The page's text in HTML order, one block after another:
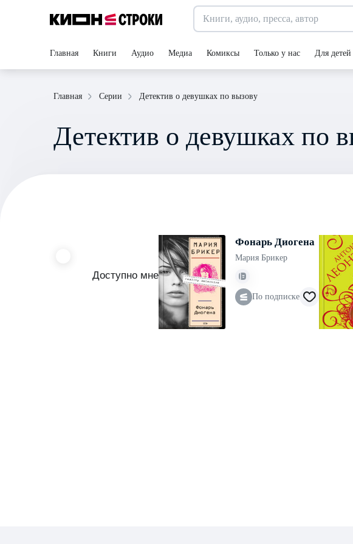
Главная Книги Аудио Медиа Комиксы Только у нас Для детей
Главная Серии Детектив о девушках по вызову
Детектив о девушках по
Доступно мне
Фонарь Диогена
Мария Брикер
По подписке